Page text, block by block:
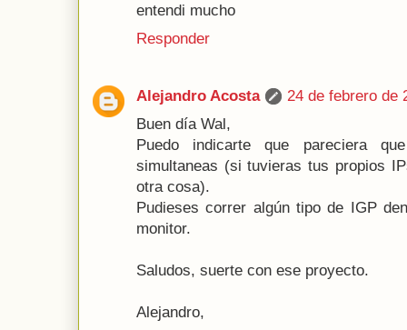
entendi mucho
Responder
Alejandro Acosta
24 de febrero de
Buen día Wal,
Puedo indicarte que pareciera
simultaneas (si tuvieras tus propios
otra cosa).
Pudieses correr algún tipo de IGP
monitor.
Saludos, suerte con ese proyecto.
Alejandro,